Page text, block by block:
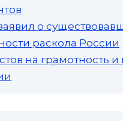
о
раскола России
на грамотность